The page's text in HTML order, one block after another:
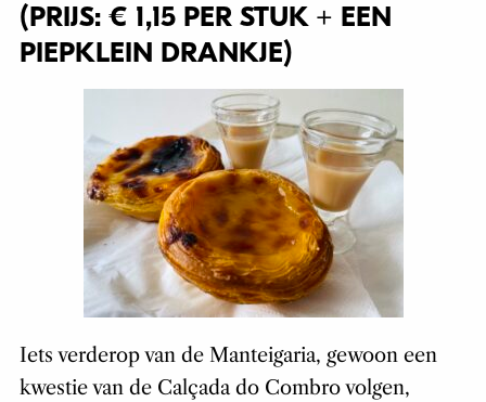
(PRIJS: € 1,15 PER STUK + EEN
PIEPKLEIN DRANKJE)
Iets verderop van de Manteigaria, gewoon een
kwestie van de Calçada do Combro volgen,